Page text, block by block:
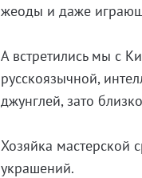
жеоды и даже
А встретились мы с
русскоязычной,
джунглей, зато
Хозяйка мастерской
украшений.